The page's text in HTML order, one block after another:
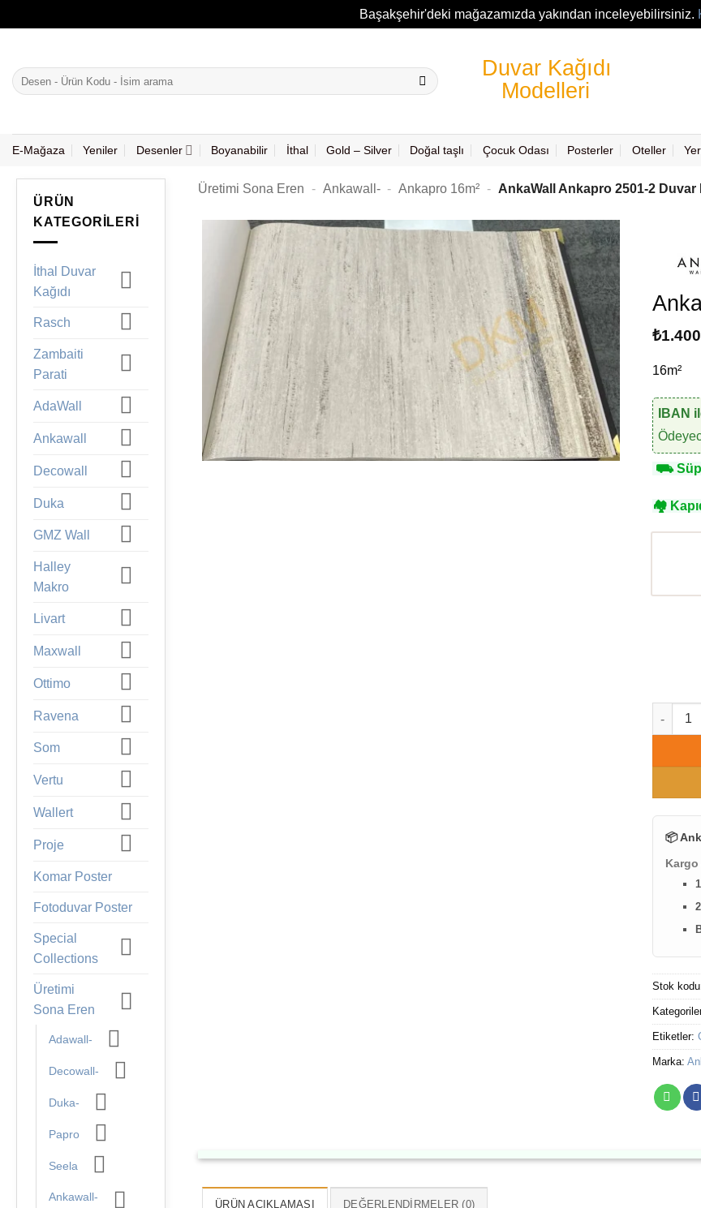
Başakşehir'deki mağazamızda yakından inceleyebilirsiniz.
Ara:
E-Mağaza Yeniler Desenler Boyanabilir İthal Gold – Silver Doğal taşlı Çocuk Odası Posterler Oteller
ÜRÜN
KATEGORILERI
İthal Duvar
Kağıdı
Rasch
Zambaiti
Parati
AdaWall
Ankawall
Decowall
Duka
GMZ Wall
Halley
Makro
Livart
Maxwall
Ottimo
Ravena
Som
Vertu
Wallert
Proje
Komar Poster
Fotoduvar Poster
Special
Collections
Üretimi
Sona Eren
Adawall-
Decowall-
Duka-
Papro
Seela
Ankawall-
Üretimi Sona Eren - Ankawall- - Ankapro 16m² - AnkaWall Ankapro 2501-2 Duvar
₺
16m²
IBAN
⛟
🏘
📦
Kargo
Stok
Etiketler:
Marka:
ÜRÜN AÇIKLAMASI DEĞERLENDIRMELER (0)